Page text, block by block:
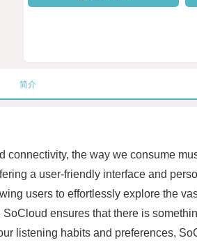
简介
connectivity, the way we consume
a user-friendly interface and
users to effortlessly explore the
ensures that there is
listening habits and preferences,